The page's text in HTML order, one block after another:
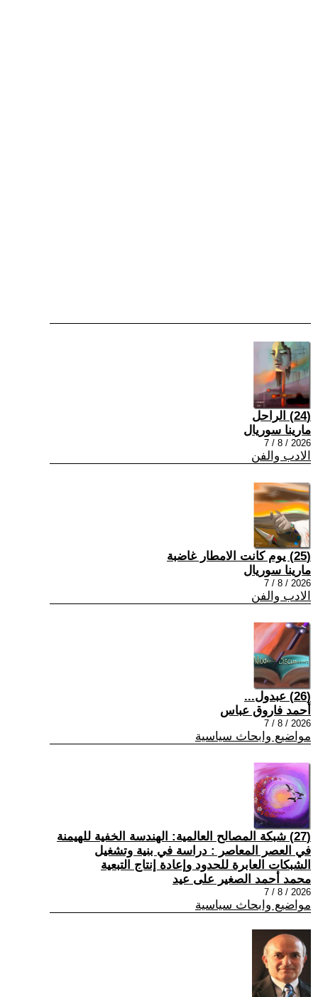
(24) الراحل
مارينا سوريال
2026 / 8 / 7
الادب والفن
(25) يوم كانت الامطار غاضبة
مارينا سوريال
2026 / 8 / 7
الادب والفن
(26) عبدول...
أحمد فاروق عباس
2026 / 8 / 7
مواضيع وابحاث سياسية
(27) شبكة المصالح العالمية: الهندسة الخفية للهيمنة
في العصر المعاصر : دراسة في بنية وتشغيل
الشبكات العابرة للحدود وإعادة إنتاج التبعية
محمد أحمد الصغير على عيد
2026 / 8 / 7
مواضيع وابحاث سياسية